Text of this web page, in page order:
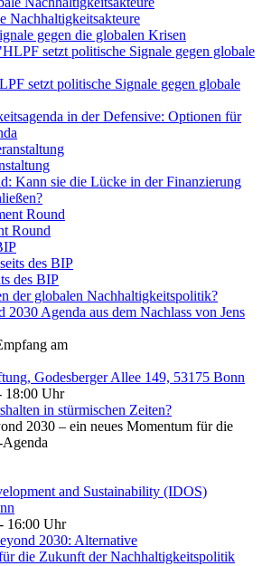
Nachhaltigkeitsakteure
gegen die globalen Krisen
setzt politische Signale gegen globale
in der Defensive: Optionen für
Kann sie die Lücke in der Finanzierung
Round
des BIP
der globalen Nachhaltigkeitspolitik?
Agenda aus dem Nachlass von Jens
am
Godesberger Allee 149, 53175 Bonn
18:00 Uhr
in stürmischen Zeiten?
2030 – ein neues Momentum für die
and Sustainability (IDOS)
16:00 Uhr
2030: Alternative
die Zukunft der Nachhaltigkeitspolitik